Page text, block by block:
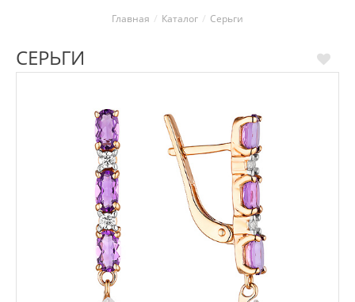
Главная Каталог Серьги
СЕРЬГИ